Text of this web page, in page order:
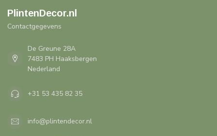
PlintenDecor.nl
Contactgegevens
De Greune 28A
7483 PH Haaksbergen
Nederland
+31 53 435 82 35
info@plintendecor.nl